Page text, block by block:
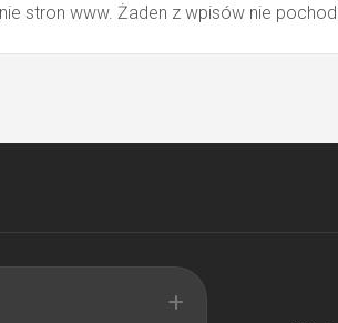
stron www. Żaden z wpisów nie